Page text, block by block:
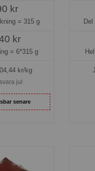
kr
= 315 g
kr
= 6*315 g
kr/kg
jul
senare